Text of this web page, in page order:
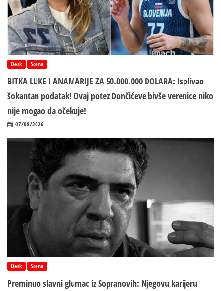
Desk Scena
BITKA LUKE I ANAMARIJE ZA 50.000.000 DOLARA: Isplivao
šokantan podatak! Ovaj potez Dončićeve bivše verenice niko
nije mogao da očekuje!
07/08/2026
Desk Scena
Preminuo slavni glumac iz Sopranovih: Njegovu karijeru